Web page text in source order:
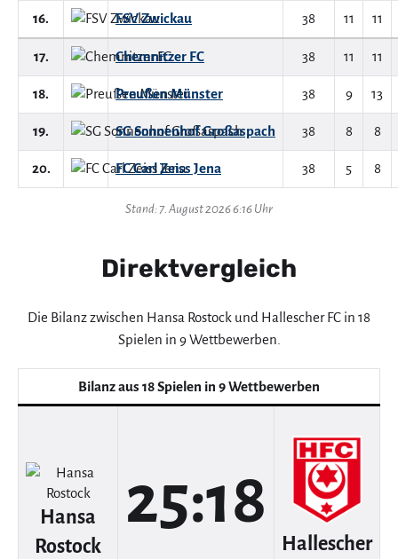
16. FSV Zwickau 38 11 11
17. Chemnitzer FC 38 11 11
18. Preußen Münster 38 9 13
19. SG Sonnenhof Großaspach 38 8 8
20. FC Carl Zeiss Jena 38 5 8
Stand: 7. August 2026 6:16 Uhr
Direktvergleich
Die Bilanz zwischen Hansa Rostock und Hallescher FC in 18
Spielen in 9 Wettbewerben.
Bilanz aus 18 Spielen in 9 Wettbewerben
Hansa
Rostock
25:18
Hallescher